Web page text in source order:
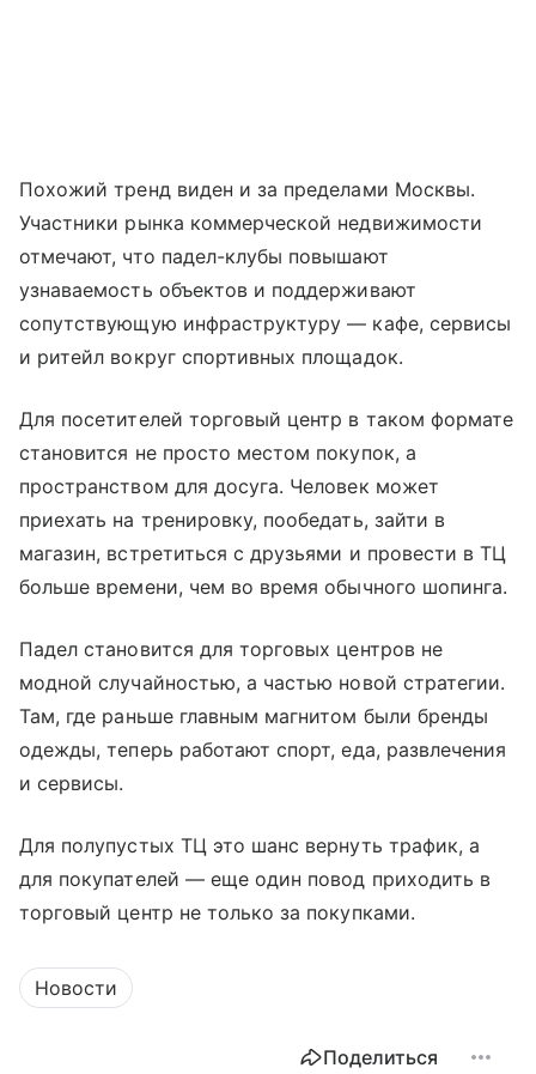
Похожий тренд виден и за пределами Москвы.
Участники рынка коммерческой недвижимости
отмечают, что падел-клубы повышают
узнаваемость объектов и поддерживают
сопутствующую инфраструктуру — кафе, сервисы
и ритейл вокруг спортивных площадок.
Для посетителей торговый центр в таком формате
становится не просто местом покупок, а
пространством для досуга. Человек может
приехать на тренировку, пообедать, зайти в
магазин, встретиться с друзьями и провести в ТЦ
больше времени, чем во время обычного шопинга.
Падел становится для торговых центров не
модной случайностью, а частью новой стратегии.
Там, где раньше главным магнитом были бренды
одежды, теперь работают спорт, еда, развлечения
и сервисы.
Для полупустых ТЦ это шанс вернуть трафик, а
для покупателей — еще один повод приходить в
торговый центр не только за покупками.
Новости
Поделиться